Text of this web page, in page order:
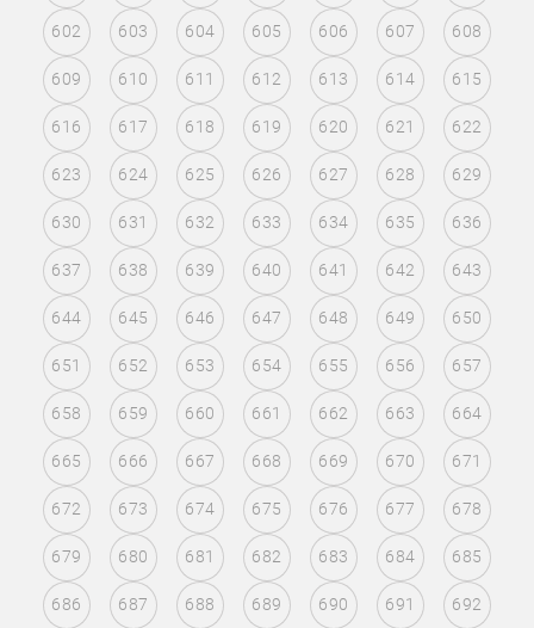
602 603 604 605 606 607 608
609 610 611 612 613 614 615
616 617 618 619 620 621 622
623 624 625 626 627 628 629
630 631 632 633 634 635 636
637 638 639 640 641 642 643
644 645 646 647 648 649 650
651 652 653 654 655 656 657
658 659 660 661 662 663 664
665 666 667 668 669 670 671
672 673 674 675 676 677 678
679 680 681 682 683 684 685
686 687 688 689 690 691 692